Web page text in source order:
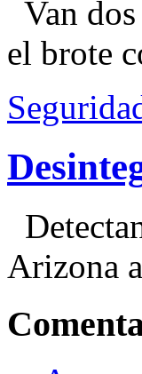
Van
el brote
Arizona